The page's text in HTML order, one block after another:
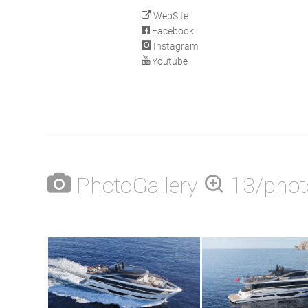
WebSite
Facebook
Instagram
Youtube
PhotoGallery 13/